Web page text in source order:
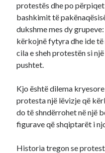
protestës dhe po
bashkimit të
dukshme mes dy
kërkojnë fytyra dhe ide të
cila e sheh protestën si
pushtet.
Kjo është dilema
protesta një lëvizje që
do të shndërrohet në një
figurave që shqiptarët i
Historia tregon se